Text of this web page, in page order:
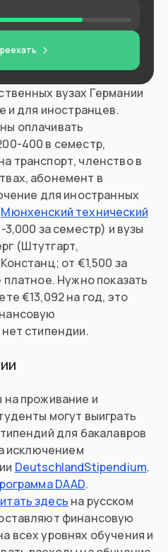
вузах Германии
и для иностранцев.
оплачивать
400 в семестр,
транспорт, членство в
абонемент в
для иностранных
Мюнхенский технический
за семестр) и вузы
(Штутгарт,
от €1,500 за
Нужно показать
€13,092 на год, это
стипендии.
проживание и
могут выиграть
для бакалавров
исключением
DeutschlandStipendium.
DAAD.
здесь на русском
финансовую
всех уровнях обучения и